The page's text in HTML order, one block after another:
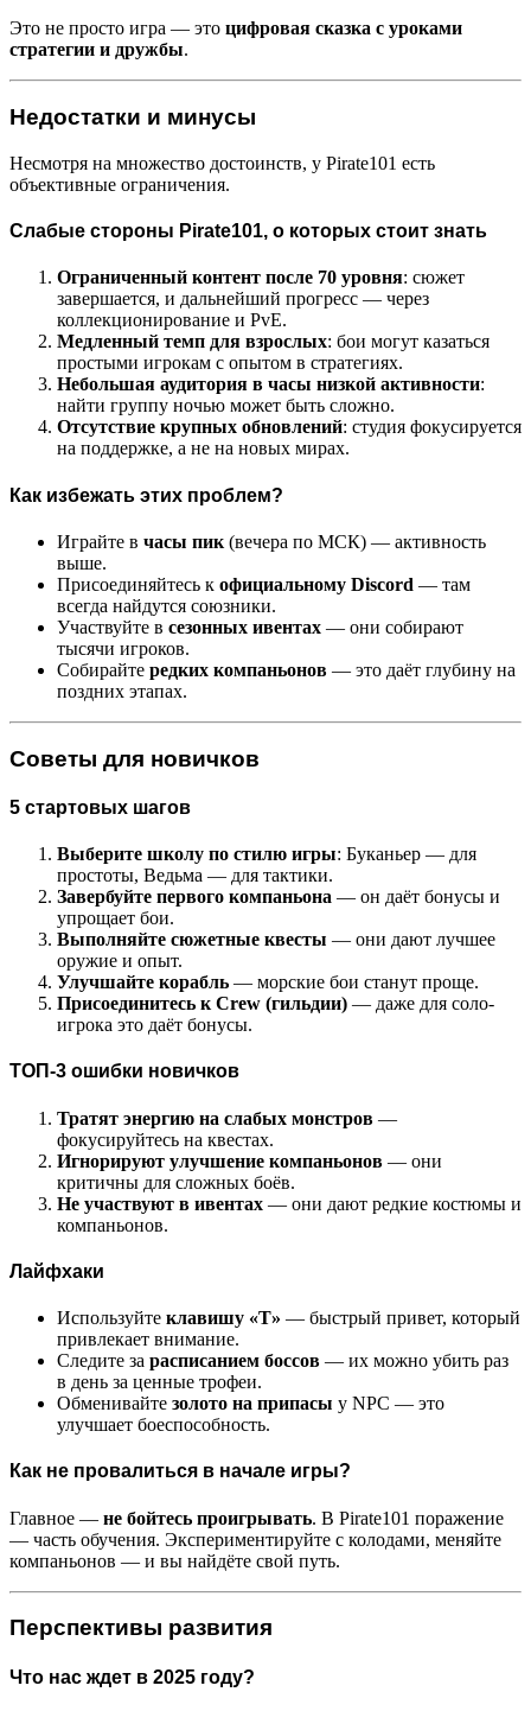
Это не просто игра — это цифровая сказка с уроками
стратегии и дружбы.
Недостатки и минусы
Несмотря на множество достоинств, у Pirate101 есть
объективные ограничения.
Слабые стороны Pirate101, о которых стоит знать
Ограниченный контент после 70 уровня: сюжет
завершается, и дальнейший прогресс — через
коллекционирование и PvE.
Медленный темп для взрослых: бои могут казаться
простыми игрокам с опытом в стратегиях.
Небольшая аудитория в часы низкой активности:
найти группу ночью может быть сложно.
Отсутствие крупных обновлений: студия фокусируется
на поддержке, а не на новых мирах.
Как избежать этих проблем?
Играйте в часы пик (вечера по МСК) — активность
выше.
Присоединяйтесь к официальному Discord — там
всегда найдутся союзники.
Участвуйте в сезонных ивентах — они собирают
тысячи игроков.
Собирайте редких компаньонов — это даёт глубину на
поздних этапах.
Советы для новичков
5 стартовых шагов
Выберите школу по стилю игры: Буканьер — для
простоты, Ведьма — для тактики.
Завербуйте первого компаньона — он даёт бонусы и
упрощает бои.
Выполняйте сюжетные квесты — они дают лучшее
оружие и опыт.
Улучшайте корабль — морские бои станут проще.
Присоединитесь к Crew (гильдии) — даже для соло-
игрока это даёт бонусы.
ТОП-3 ошибки новичков
Тратят энергию на слабых монстров —
фокусируйтесь на квестах.
Игнорируют улучшение компаньонов — они
критичны для сложных боёв.
Не участвуют в ивентах — они дают редкие костюмы и
компаньонов.
Лайфхаки
Используйте клавишу «T» — быстрый привет, который
привлекает внимание.
Следите за расписанием боссов — их можно убить раз
в день за ценные трофеи.
Обменивайте золото на припасы у NPC — это
улучшает боеспособность.
Как не провалиться в начале игры?
Главное — не бойтесь проигрывать. В Pirate101 поражение
— часть обучения. Экспериментируйте с колодами, меняйте
компаньонов — и вы найдёте свой путь.
Перспективы развития
Что нас ждет в 2025 году?